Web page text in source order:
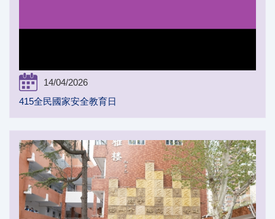
14/04/2026
415全民國家安全教育日